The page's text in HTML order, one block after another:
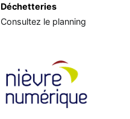
Déchetteries
Consultez le planning